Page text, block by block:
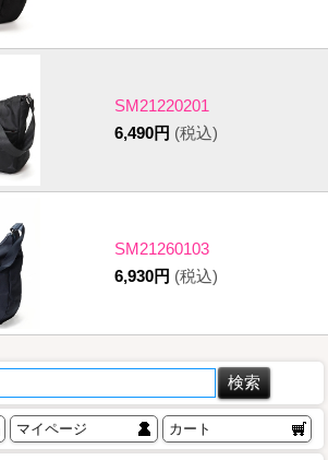
SM21220201
6,490円 (税込)
SM21260103
6,930円 (税込)
マイページ カート